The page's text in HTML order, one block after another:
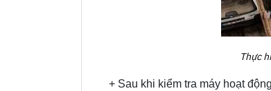
Thực
+ Sau khi kiểm tra máy hoạt